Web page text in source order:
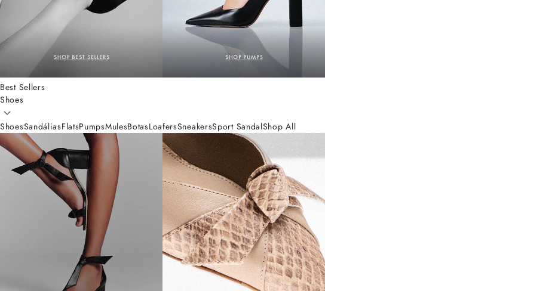
Best Sellers
Shoes
ShoesSandáliasFlatsPumpsMulesBotasLoafersSneakersSport SandalShop All